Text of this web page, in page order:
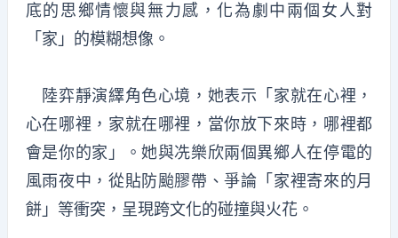
底的思鄉情懷與無力感，化為劇中兩個女人對
「家」的模糊想像。
陸弈靜演繹角色心境，她表示「家就在心裡，
心在哪裡，家就在哪裡，當你放下來時，哪裡都
會是你的家」。她與冼樂欣兩個異鄉人在停電的
風雨夜中，從貼防颱膠帶、爭論「家裡寄來的月
餅」等衝突，呈現跨文化的碰撞與火花。